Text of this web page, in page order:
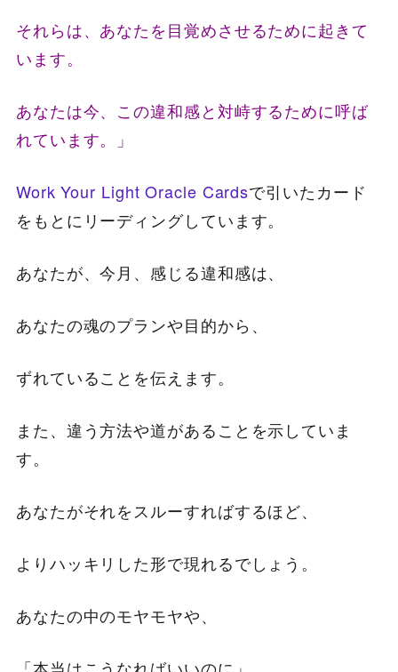
それらは、 あなたを目覚めさせるために起きて
います。
あなたは今、この違和感と対峙するために呼ば
れています。」
Work Your Light Oracle Cardsで引いたカード
をもとにリーディングしています。
あなたが、今月、感じる違和感は、
あなたの魂のプランや目的から、
ずれていることを伝えます。
また、違う方法や道があることを示していま
す。
あなたがそれをスルーすればするほど、
よりハッキリした形で現れるでしょう。
あなたの中のモヤモヤや、
「本当はこうなればいいのに」